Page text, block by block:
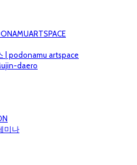
| podonamu artspace
daero
미나